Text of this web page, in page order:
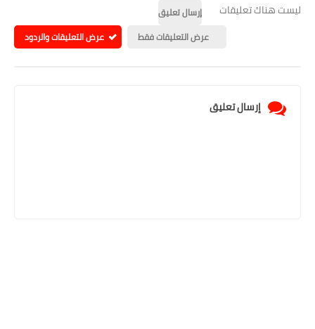
ليست هناك تعليقات
إرسال تعليق
عرض التعليقات فقط
عرض التعليقات والردود
إرسال تعليق